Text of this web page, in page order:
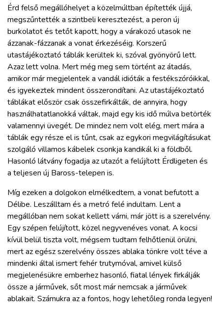
BELÉPÉS
REGISZTRÁCIÓ
Érd felső megállóhelyet a közelmúltban építették újjá,
megszűntették a szintbeli keresztezést, a peron új
burkolatot és tetőt kapott, hogy a várakozó utasok ne
ázzanak-fázzanak a vonat érkezéséig. Korszerű
utastájékoztató táblák kerültek ki, szóval gyönyörű lett.
Azaz lett volna. Mert még meg sem történt az átadás,
amikor már megjelentek a vandál idióták a festékszóróikkal,
és igyekeztek mindent összerondítani. Az utastájékoztató
táblákat először csak összefirkálták, de annyira, hogy
használhatatlanokká váltak, majd egy kis idő múlva betörték
valamennyi üvegét. De mindez nem volt elég, mert mára a
táblák egy része el is tűnt, csak az egykori megvilágításukat
szolgáló villamos kábelek csonkja kandikál ki a földből.
Hasonló látvány fogadja az utazót a felújított Érdligeten és
a teljesen új Baross-telepen is.
Míg ezeken a dolgokon elmélkedtem, a vonat befutott a
Délibe. Leszálltam és a metró felé indultam. Lent a
megállóban nem sokat kellett várni, már jött is a szerelvény.
Egy szépen felújított, közel negyvenéves vonat. A kocsi
kívül belül tiszta volt, mégsem tudtam felhőtlenül örülni,
mert az egész szerelvény összes ablaka tönkre volt téve a
mindenki által ismert fehér trutymóval, amivel külső
megjelenésükre emberhez hasonló, fiatal lények firkálják
össze a járművek, sőt most már nemcsak a járművek
ablakait. Számukra az a fontos, hogy lehetőleg ronda legyen!